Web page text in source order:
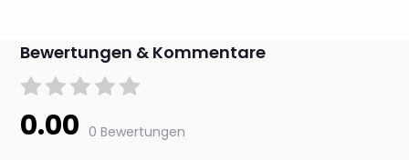
Bewertungen & Kommentare
0.00 0 Bewertungen